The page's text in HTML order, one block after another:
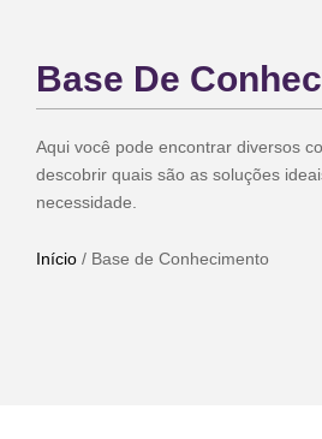
Base De
Aqui você pode encontrar diversos
descobrir quais são as soluções
necessidade.
Início / Base de Conhecimento